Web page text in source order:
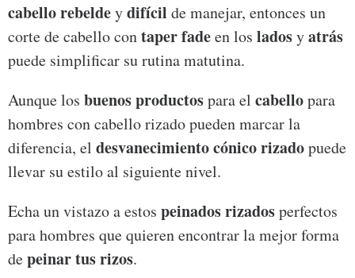
cabello rebeldeydifícil de manejar, entonces un
corte de cabello contaper fadeen los ladosyatrás
puede simplificar su rutina matutina.
Aunque los buenos productospara el cabellopara
hombres con cabello rizado pueden marcar la
diferencia, el desvanecimiento cónico rizadopuede
llevar su estilo al siguiente nivel.
Echa un vistazo a estos peinados rizadosperfectos
para hombres que quieren encontrar la mejor forma
depeinar tus rizos.